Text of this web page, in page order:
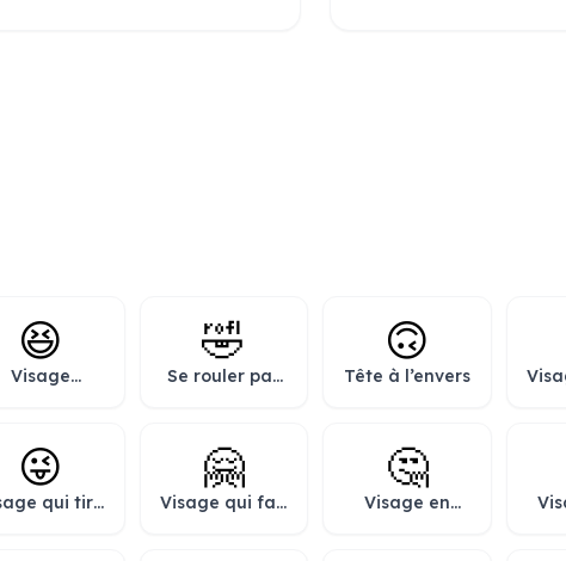
😆
Visage
🤣
Se rouler par
🙃
Tête à l’envers
😜
qui tire
🤗
Visage qui fait
🤔
Visage en